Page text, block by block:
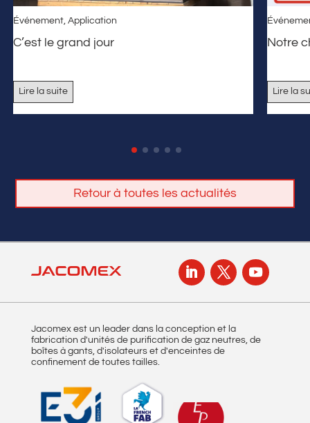
Événement ,Application
C’est le grand jour
Lire la suite
Notre
Lire la
Retour à toutes les actualités
Jacomex est un leader dans la conception et la
fabrication d'unités de purification de gaz neutres, de
boîtes à gants, d'isolateurs et d'enceintes de
confinement de toutes tailles.